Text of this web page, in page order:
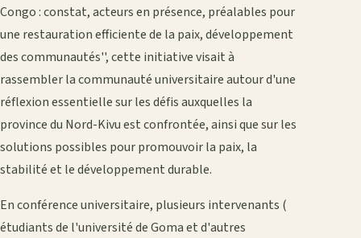
Congo : constat, acteurs en présence, préalables pour
une restauration efficiente de la paix, développement
des communautés'', cette initiative visait à
rassembler la communauté universitaire autour d'une
réflexion essentielle sur les défis auxquelles la
province du Nord-Kivu est confrontée, ainsi que sur les
solutions possibles pour promouvoir la paix, la
stabilité et le développement durable.
En conférence universitaire, plusieurs intervenants (
étudiants de l'université de Goma et d'autres